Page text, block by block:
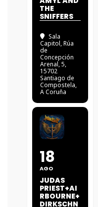
THE
SNIFFERS
Sala
Capitol, Rúa
de
Concepción
Arenal, 5,
15702
Santiago de
Compostela,
A Coruña
18
AGO
JUDAS
PRIEST+AI
RBOURNE+
DIRKSCHN